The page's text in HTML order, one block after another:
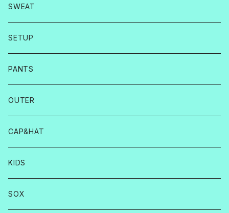
SWEAT
SETUP
PANTS
OUTER
CAP&HAT
KIDS
SOX